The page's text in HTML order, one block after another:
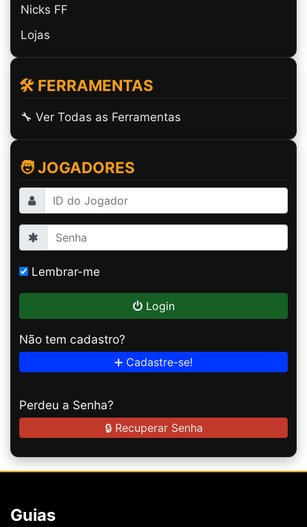
Nicks FF
Lojas
🛠️ FERRAMENTAS
🔧 Ver Todas as Ferramentas
🧑 JOGADORES
Lembrar-me
Login
Não tem cadastro?
➕ Cadastre-se!
Perdeu a Senha?
🔒 Recuperar Senha
Guias